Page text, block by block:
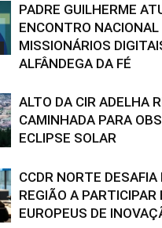
PADRE GUILHERME
ENCONTRO NACIONAL
MISSIONÁRIOS
ALFÂNDEGA DA FÉ
ALTO DA CIR ADELHA
CAMINHADA PARA
ECLIPSE SOLAR
CCDR NORTE
REGIÃO A
EUROPEUS DE